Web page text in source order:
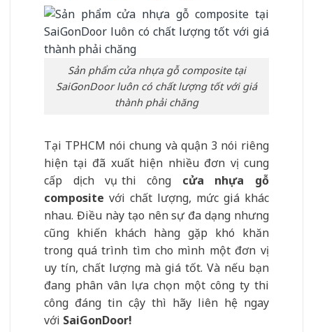
Sản phẩm cửa nhựa gỗ composite tại
SaiGonDoor luôn có chất lượng tốt với giá
thành phải chăng
Tại TPHCM nói chung và quận 3 nói riêng
hiện tại đã xuất hiện nhiều đơn vị cung
cấp dịch vụ thi công cửa nhựa gỗ
composite với chất lượng, mức giá khác
nhau. Điều này tạo nên sự đa dạng nhưng
cũng khiến khách hàng gặp khó khăn
trong quá trình tìm cho mình một đơn vị
uy tín, chất lượng mà giá tốt. Và nếu bạn
đang phân vân lựa chọn một công ty thi
công đáng tin cậy thì hãy liên hệ ngay
với SaiGonDoor!